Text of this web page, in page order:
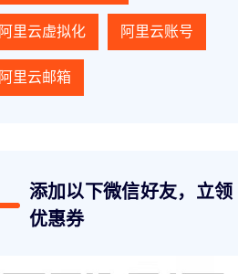
阿里云虚拟化 阿里云账号
阿里云邮箱
添加以下微信好友，立领
优惠券